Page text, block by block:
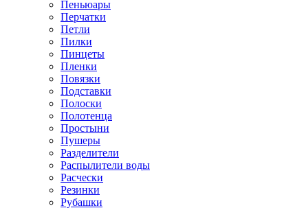
Пеньюары
Перчатки
Петли
Пилки
Пинцеты
Пленки
Повязки
Подставки
Полоски
Полотенца
Простыни
Пушеры
Разделители
Распылители воды
Расчески
Резинки
Рубашки